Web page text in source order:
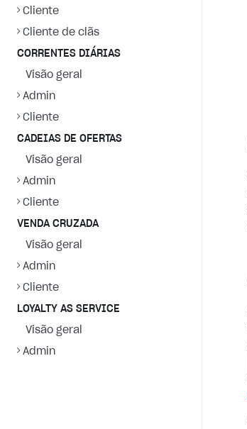
Cliente
Cliente de clãs
CORRENTES DIÁRIAS
Visão geral
Admin
Cliente
CADEIAS DE OFERTAS
Visão geral
Admin
Cliente
VENDA CRUZADA
Visão geral
Admin
Cliente
LOYALTY AS SERVICE
Visão geral
Admin